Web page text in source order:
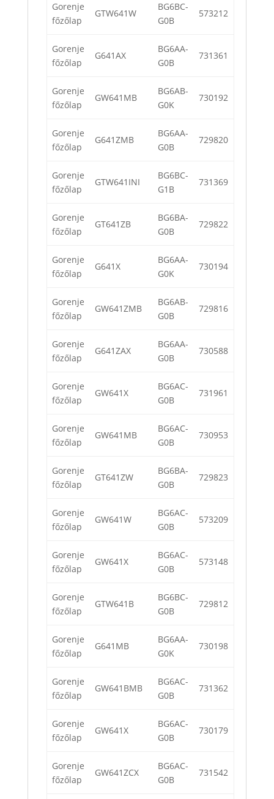
Gorenje
főzőlap
GTW641W
BG6BC-
G0B
573212
Gorenje
főzőlap
G641AX
BG6AA-
G0B
731361
Gorenje
főzőlap
GW641MB
BG6AB-
G0K
730192
Gorenje
főzőlap
G641ZMB
BG6AA-
G0B
729820
Gorenje
főzőlap
GTW641INI
BG6BC-
G1B
731369
Gorenje
főzőlap
GT641ZB
BG6BA-
G0B
729822
Gorenje
főzőlap
G641X
BG6AA-
G0K
730194
Gorenje
főzőlap
GW641ZMB
BG6AB-
G0B
729816
Gorenje
főzőlap
G641ZAX
BG6AA-
G0B
730588
Gorenje
főzőlap
GW641X
BG6AC-
G0B
731961
Gorenje
főzőlap
GW641MB
BG6AC-
G0B
730953
Gorenje
főzőlap
GT641ZW
BG6BA-
G0B
729823
Gorenje
főzőlap
GW641W
BG6AC-
G0B
573209
Gorenje
főzőlap
GW641X
BG6AC-
G0B
573148
Gorenje
főzőlap
GTW641B
BG6BC-
G0B
729812
Gorenje
főzőlap
G641MB
BG6AA-
G0K
730198
Gorenje
főzőlap
GW641BMB
BG6AC-
G0B
731362
Gorenje
főzőlap
GW641X
BG6AC-
G0B
730179
Gorenje
főzőlap
GW641ZCX
BG6AC-
G0B
731542